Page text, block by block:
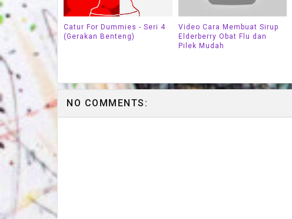
Catur For Dummies - Seri 4
(Gerakan Benteng)
Video Cara Membuat Sirup
Elderberry Obat Flu dan
Pilek Mudah
NO COMMENTS: